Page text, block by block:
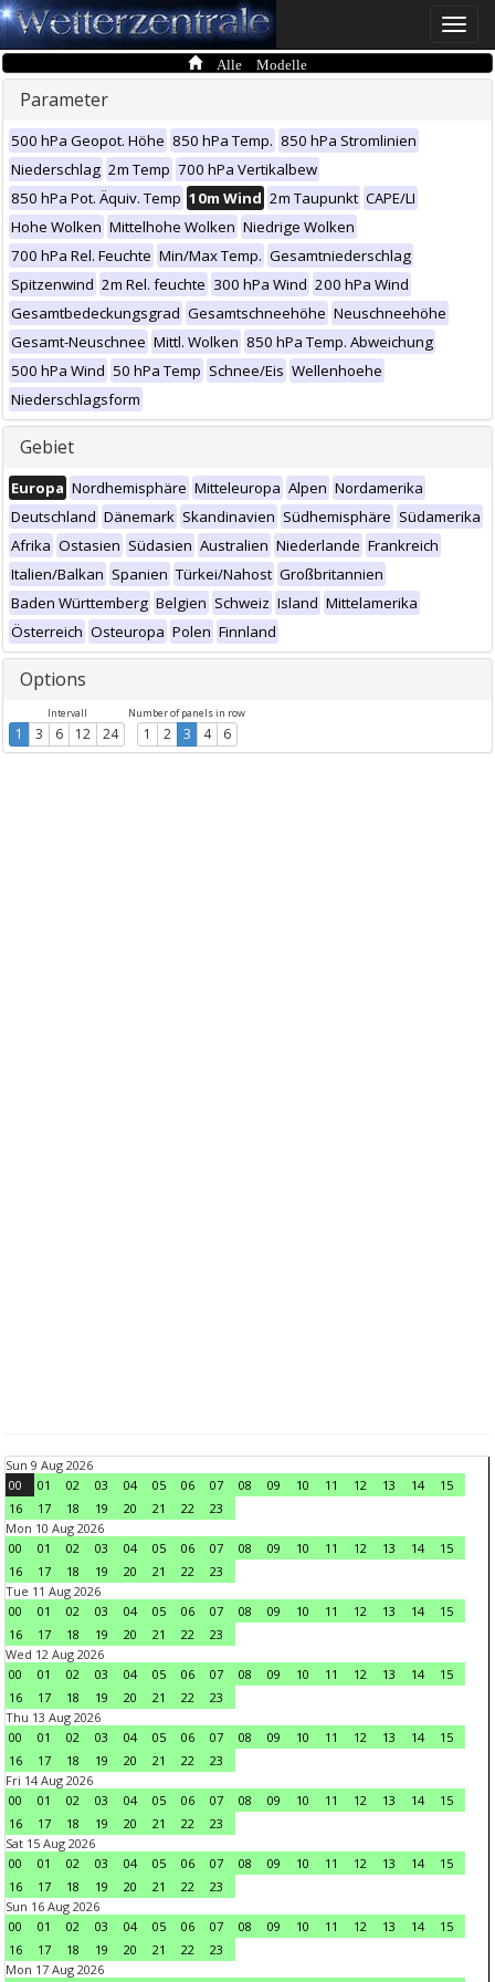
Toggle
Alle Modelle
Parameter
500 hPa Geopot. Höhe 850 hPa Temp. 850 hPa Stromlinien
Niederschlag 2m Temp 700 hPa Vertikalbew
850 hPa Pot. Äquiv. Temp 10m Wind 2m Taupunkt CAPE/LI
Hohe Wolken Mittelhohe Wolken Niedrige Wolken
700 hPa Rel. Feuchte Min/Max Temp. Gesamtniederschlag
Spitzenwind 2m Rel. feuchte 300 hPa Wind 200 hPa Wind
Gesamtbedeckungsgrad Gesamtschneehöhe Neuschneehöhe
Gesamt-Neuschnee Mittl. Wolken 850 hPa Temp. Abweichung
500 hPa Wind 50 hPa Temp Schnee/Eis Wellenhoehe
Niederschlagsform
Gebiet
Europa Nordhemisphäre Mitteleuropa Alpen Nordamerika
Deutschland Dänemark Skandinavien Südhemisphäre Südamerika
Afrika Ostasien Südasien Australien Niederlande Frankreich
Italien/Balkan Spanien Türkei/Nahost Großbritannien
Baden Württemberg Belgien Schweiz Island Mittelamerika
Österreich Osteuropa Polen Finnland
Options
Intervall
1 3 6 12 24
Number of panels in row
1 2 3 4 6
Sun 9 Aug 2026
00
01 02 03 04 05 06 07 08 09 10 11 12 13 14
15
16
17 18 19 20 21 22
23
Mon 10 Aug 2026
00
01 02 03 04 05 06 07 08 09 10 11 12 13 14
15
16
17 18 19 20 21 22
23
Tue 11 Aug 2026
00
01 02 03 04 05 06 07 08 09 10 11 12 13 14
15
16
17 18 19 20 21 22
23
Wed 12 Aug 2026
00
01 02 03 04 05 06 07 08 09 10 11 12 13 14
15
16
17 18 19 20 21 22
23
Thu 13 Aug 2026
00
01 02 03 04 05 06 07 08 09 10 11 12 13 14
15
16
17 18 19 20 21 22
23
Fri 14 Aug 2026
00
01 02 03 04 05 06 07 08 09 10 11 12 13 14
15
16
17 18 19 20 21 22
23
Sat 15 Aug 2026
00
01 02 03 04 05 06 07 08 09 10 11 12 13 14
15
16
17 18 19 20 21 22
23
Sun 16 Aug 2026
00
01 02 03 04 05 06 07 08 09 10 11 12 13 14
15
16
17 18 19 20 21 22
23
Mon 17 Aug 2026